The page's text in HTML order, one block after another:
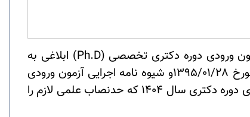
ورودی دوره دکتری تخصصی (Ph.D) ابلاغی به
شماره 11/19177 مورخ 1394/02/07 و براساس قانون سنجش و پذیرش دانشجو در دوره‌های تحصیلات تکمیلی ابلاغی مورخ 1395/01/28و شیوه نامه اجرایی آزمون ورودی
) سال 1404 مصوبات شورای تحصیلات تکمیلی دانشگاه مورخ 1404/02/02 از بین داوطلبان آزمون ورودی دوره دکتری سال 1404 که حدنصاب علمی لازم را